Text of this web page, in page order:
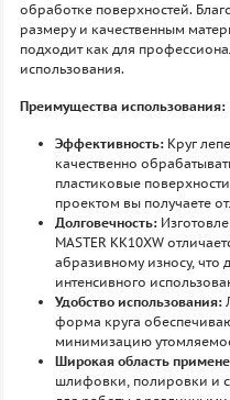
обработке поверхностей.
размеру и качественным
подходит как для
использования.
Преимущества использования:
Эффективность: Круг
качественно
пластиковые
проектом вы получаете
Долговечность:
MASTER KK10XW
абразивному износу, что
интенсивного
Удобство использования:
форма круга
минимизацию
Широкая область
шлифовки, полировки и